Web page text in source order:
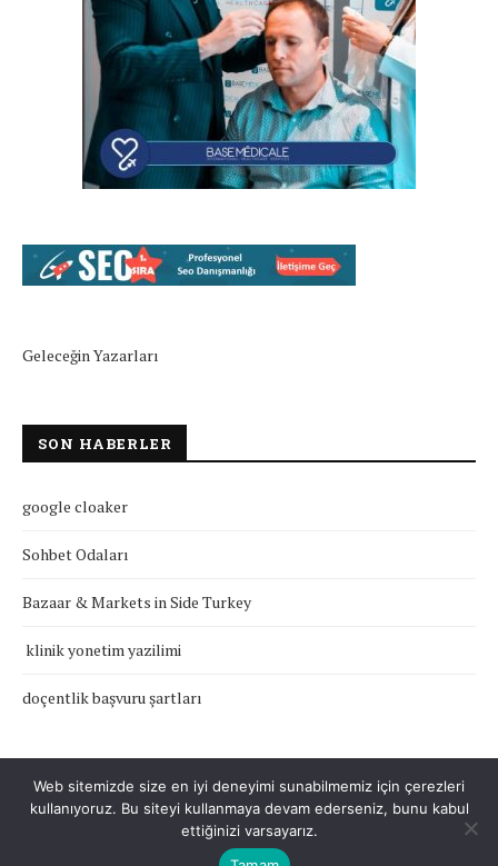
Geleceğin Yazarları
SON HABERLER
google cloaker
Sohbet Odaları
Bazaar & Markets in Side Turkey
klinik yonetim yazilimi
doçentlik başvuru şartları
Gizlilik Politikası Hakkımızda
Web sitemizde size en iyi deneyimi sunabilmemiz için çerezleri
kullanıyoruz. Bu siteyi kullanmaya devam ederseniz, bunu kabul
ettiğinizi varsayarız.